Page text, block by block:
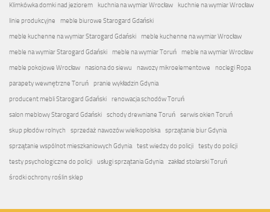
Klimkówka domki nad jeziorem
kuchnia na wymiar Wrocław
kuchnie na wymiar Wrocław
linie produkcyjne
meble biurowe Starogard Gdański
meble kuchenne na wymiar Starogard Gdański
meble kuchenne na wymiar Wrocław
meble na wymiar Starogard Gdański
meble na wymiar Toruń
meble na wymiar Wrocław
meble pokojowe Wrocław
nasiona do siewu nawozy mikroelementowe
noclegi Ropa
parapety wewnętrzne Toruń
pranie wykładzin Gdynia
producent mebli Starogard Gdański
renowacja schodów Toruń
salon meblowy Starogard Gdański
schody drewniane Toruń
serwis okien Toruń
skup płodów rolnych
sprzedaż nawozów wielkopolska
sprzątanie biur Gdynia
sprzątanie wspólnot mieszkaniowych Gdynia
test wiedzy do policji
testy do policji
testy psychologiczne do policji
usługi sprzątania Gdynia
zakład stolarski Toruń
środki ochrony roślin sklep